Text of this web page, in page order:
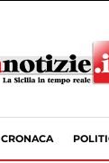
CRONACA